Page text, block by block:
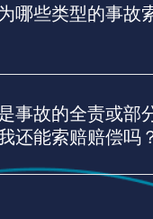
哪些类型的事故
事故的全责或部
还能索赔赔偿吗